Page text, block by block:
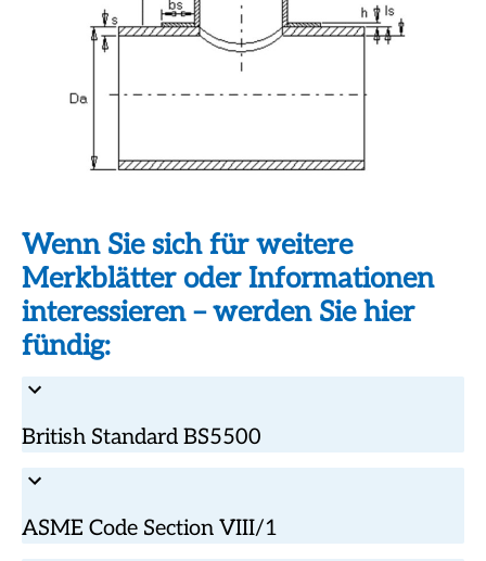
Wenn Sie sich für weitere
Merkblätter oder Informationen
interessieren – werden Sie hier
fündig:
British Standard BS5500
ASME Code Section VIII/1